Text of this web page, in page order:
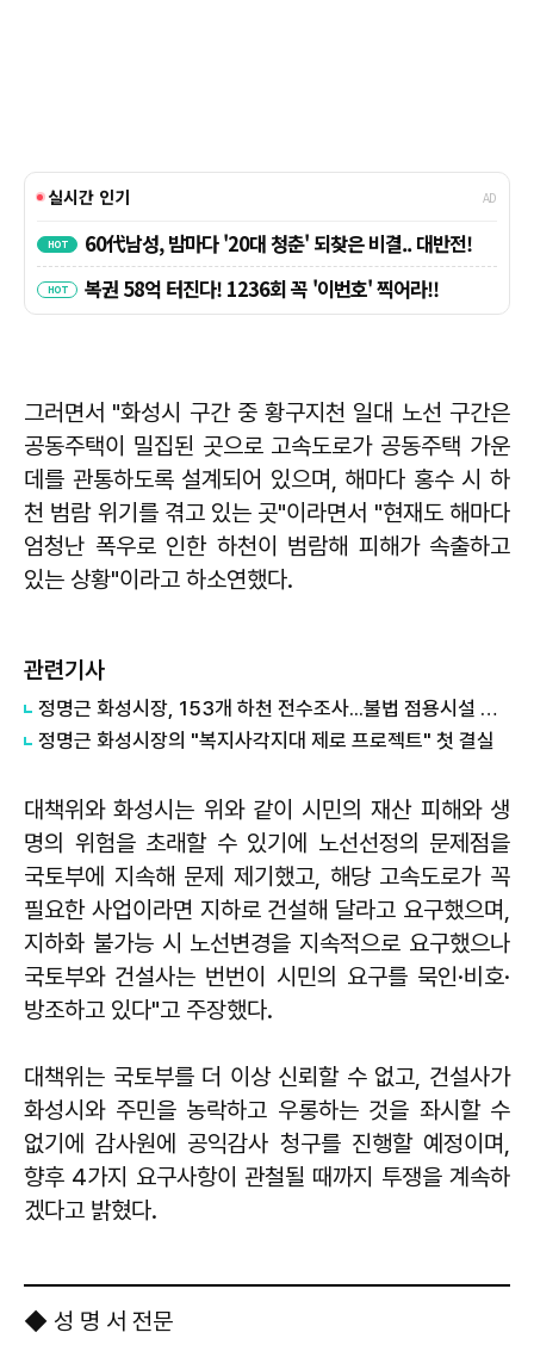
그러면서 "화성시 구간 중 황구지천 일대 노선 구간은
공동주택이 밀집된 곳으로 고속도로가 공동주택 가운
데를 관통하도록 설계되어 있으며, 해마다 홍수 시 하
천 범람 위기를 겪고 있는 곳"이라면서 "현재도 해마다
엄청난 폭우로 인한 하천이 범람해 피해가 속출하고
있는 상황"이라고 하소연했다.
관련기사
정명근 화성시장, 153개 하천 전수조사...불법 점용시설 순차 정비
정명근 화성시장의 "복지사각지대 제로 프로젝트" 첫 결실
대책위와 화성시는 위와 같이 시민의 재산 피해와 생
명의 위험을 초래할 수 있기에 노선선정의 문제점을
국토부에 지속해 문제 제기했고, 해당 고속도로가 꼭
필요한 사업이라면 지하로 건설해 달라고 요구했으며,
지하화 불가능 시 노선변경을 지속적으로 요구했으나
국토부와 건설사는 번번이 시민의 요구를 묵인·비호·
방조하고 있다"고 주장했다.
대책위는 국토부를 더 이상 신뢰할 수 없고, 건설사가
화성시와 주민을 농락하고 우롱하는 것을 좌시할 수
없기에 감사원에 공익감사 청구를 진행할 예정이며,
향후 4가지 요구사항이 관철될 때까지 투쟁을 계속하
겠다고 밝혔다.
◆ 성 명 서 전문